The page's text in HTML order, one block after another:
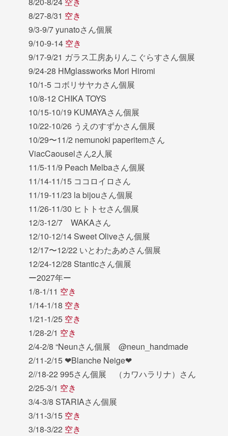
8/27-8/31 空き
9/3-9/7 yunatoさん個展
9/10-9-14 空き
9/17-9/21 ガラス工房ありんこぐらすさん個展
9/24-28 HMglassworks Mori Hiromi
10/1-5 コボリサヤカさん個展
10/8-12 CHIKA TOYS
10/15-10/19 KUMAYAさん個展
10/22-10/26 うえのすずかさん個展
10/29〜11/2 nemunoki paperitemさん
ViacCaouselさん2人展
11/5-11/9 Peach Melbaさん個展
11/14-11/15 ココロイロさん
11/19-11/23 la bijouさん個展
11/26-11/30 ヒトトセさん個展
12/3-12/7 WAKAさん
12/10-12/14 Sweet Oliveさん個展
12/17〜12/22 いとわたあめさん個展
12/24-12/28 Stanticさん個展
ー2027年ー
1/8-1/11 空き
1/14-1/18 空き
1/21-1/25 空き
1/28-2/1 空き
2/4-2/8 “Neunさん個展 @neun_handmade
2/11-2/15 ❤︎Blanche Neige❤︎
2//18-22 995さん個展 （カワハラリナ）さん
2/25-3/1 空き
3/4-3/8 STARIAさん個展
3/11-3/15 空き
3/18-3/22 空き